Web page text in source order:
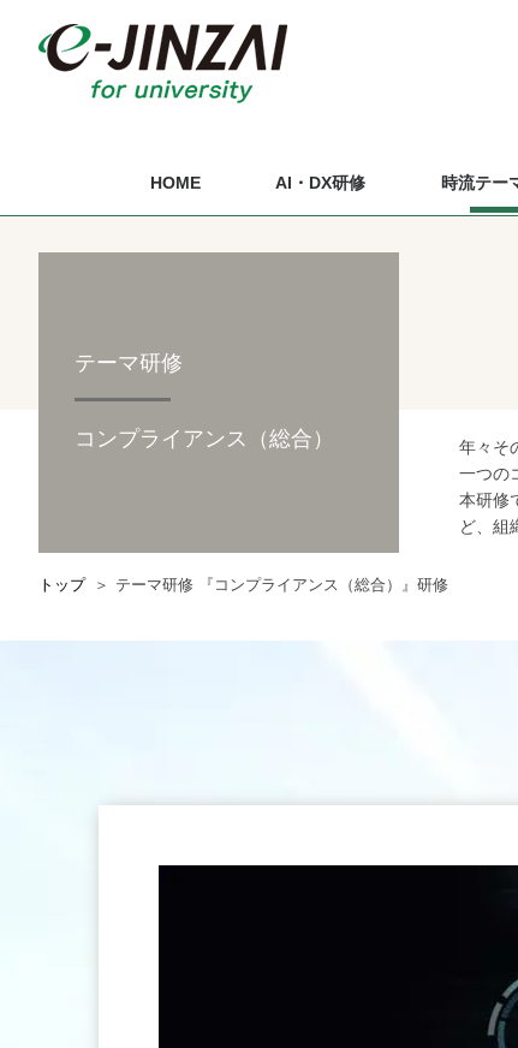
HOME AI・DX研修 時流テー
テーマ研修
コンプライアンス（総合）
年々そ
一つの
本研修
ど、組
トップ テーマ研修 『コンプライアンス（総合）』研修